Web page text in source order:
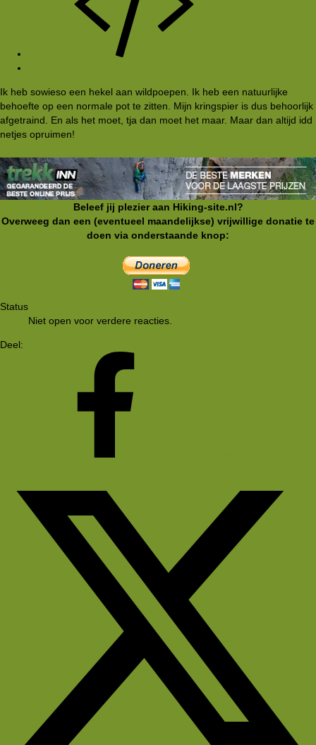
Ik heb sowieso een hekel aan wildpoepen. Ik heb een natuurlijke
behoefte op een normale pot te zitten. Mijn kringspier is dus behoorlijk
afgetraind. En als het moet, tja dan moet het maar. Maar dan altijd idd
netjes opruimen!
Beleef jij plezier aan Hiking-site.nl?
Overweeg dan een (eventueel maandelijkse) vrijwillige donatie te
doen via onderstaande knop:
Status
Niet open voor verdere reacties.
Deel: